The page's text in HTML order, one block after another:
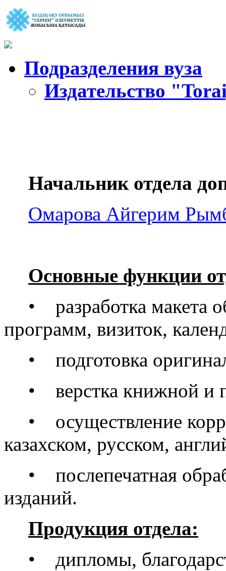
Подразделения вуза
Издательство
Начальник отдела
Омарова Айгерим
Основные функции
• разработка макета
программ, визиток,
• подготовка
• верстка книжной и
• осуществление
казахском, русском,
• послепечатная
изданий.
Продукция отдела:
• дипломы,